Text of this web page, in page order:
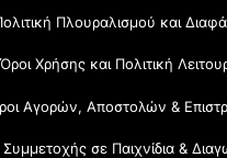
Πλουραλισμού και
Όροι Χρήσης και Πολιτική
Αγορών, Αποστολών &
Συμμετοχής σε Παιχνίδια &